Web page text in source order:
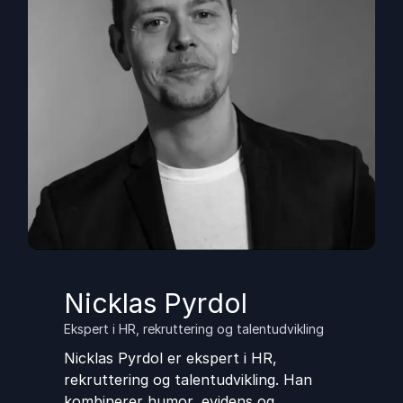
Nicklas Pyrdol
Ekspert i HR, rekruttering og talentudvikling
Nicklas Pyrdol er ekspert i HR,
rekruttering og talentudvikling. Han